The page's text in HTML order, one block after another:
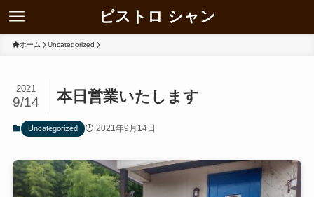
ビストロ シャン
ホーム Uncategorized
本日営業いたします
2021
9/14
Uncategorized 2021年9月14日